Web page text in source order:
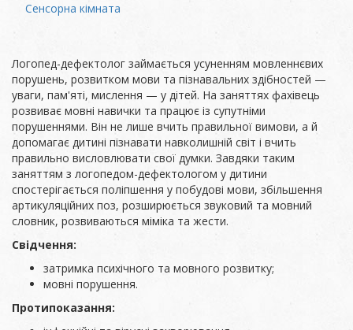
Сенсорна кімната
Логопед-дефектолог займається усуненням мовленнєвих
порушень, розвитком мови та пізнавальних здібностей —
уваги, пам'яті, мислення — у дітей. На заняттях фахівець
розвиває мовні навички та працює із супутніми
порушеннями. Він не лише вчить правильної вимови, а й
допомагає дитині пізнавати навколишній світ і вчить
правильно висловлювати свої думки. Завдяки таким
заняттям з логопедом-дефектологом у дитини
спостерігається поліпшення у побудові мови, збільшення
артикуляційних поз, розширюється звуковий та мовний
словник, розвиваються міміка та жести.
Свідчення:
затримка психічного та мовного розвитку;
мовні порушення.
Протипоказання: